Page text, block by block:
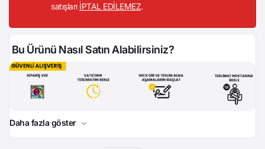
satışları İPTAL EDİLEMEZ.
Bu Ürünü Nasıl Satın Alabilirsiniz?
Daha fazla göster